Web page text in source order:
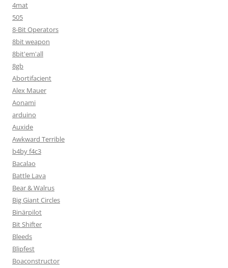
4mat
505
8-Bit Operators
8bit weapon
8bit'em'all
8gb
Abortifacient
Alex Mauer
Aonami
arduino
Auxide
Awkward Terrible
b4by f4c3
Bacalao
Battle Lava
Bear & Walrus
Big Giant Circles
Binärpilot
Bit Shifter
Bleeds
Blipfest
Boaconstructor